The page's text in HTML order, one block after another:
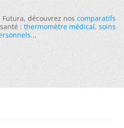
découvrez noscomparatifs
:thermomètre médical,soins
...